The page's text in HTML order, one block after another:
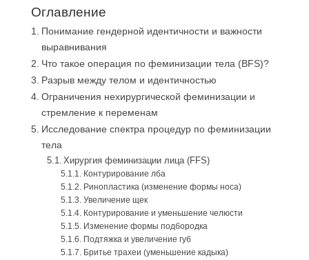
Оглавление
Понимание гендерной идентичности и важности
выравнивания
Что такое операция по феминизации тела (BFS)?
Разрыв между телом и идентичностью
Ограничения нехирургической феминизации и
стремление к переменам
Исследование спектра процедур по феминизации
тела
Хирургия феминизации лица (FFS)
Контурирование лба
Ринопластика (изменение формы носа)
Увеличение щек
Контурирование и уменьшение челюсти
Изменение формы подбородка
Подтяжка и увеличение губ
Бритье трахеи (уменьшение кадыка)